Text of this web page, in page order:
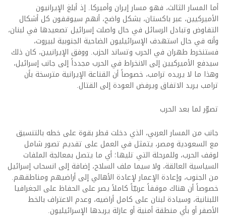
أما المسار الثالث، فهو مسار إيران وأميركا. إذ أبلغ الإيرانيون
الأميركيين، عبر باكستان، بشكل واضح، أنهم سيوقفون كل أشكال
التفاوض وتبادل الرسائل في حال واصلت إسرائيل تصعيدها في لبنان،
وأنه في حال استهدف الإسرائيليون الضاحية الجنوبية لبيروت،
فستنخرط طهران في الحرب وتساند الحزب. ووفق الإيرانيين، كان ذلك
سيدفع الأميركيين إلى الانخراط في الحرب مجدداً إلى جانب إسرائيل،
وهذا ما لا يريده ترامب، خصوصاً أن القناعة الإيرانية مترسخة بأن
ترامب يريد الاتفاق ويرفض العودة إلى القتال.
تصوّر لما بعد الحرب
جانب من المسار العربي، الذي دخلت قطر بقوة على خطه بالتنسيق
مع السعودية ومصر، يتمثل في العمل على تقديم تصور شامل
لوقف الحرب، وللمرحلة التي تليها؛ أي ما يتصل بمعالجة الملفات
السياسية العالقة، ولا سيما ملف السلاح، إضافة إلى انسحاب إسرائيل
من الجنوب، وإعادة الإعمار لإعادة الأهالي إلى أراضيهم ومناطقهم.
خصوصاً أن هناك موقفاً عربيّاً كاملاً يصر على الحفاظ على الجغرافيا
اللبنانية، وسيادة لبنان على كامل أراضيه، وعدم الاعتراف بالخط
الأصفر أو بأي منطقة أمنية أو عازلة يريدها الإسرائيليون.